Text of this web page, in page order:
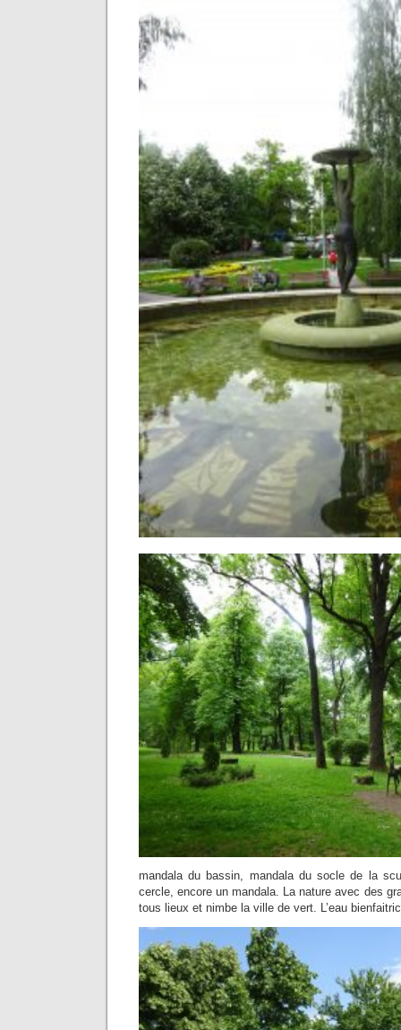
mandala du bassin, mandala du socle de la
cercle, encore un mandala. La nature avec des
tous lieux et nimbe la ville de vert. L’eau